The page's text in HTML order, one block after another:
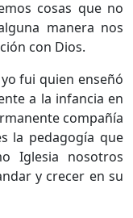
cosas que no
manera nos
con Dios.
fui quien enseñó
a la infancia en
compañía
la pedagogía que
Iglesia nosotros
y crecer en su